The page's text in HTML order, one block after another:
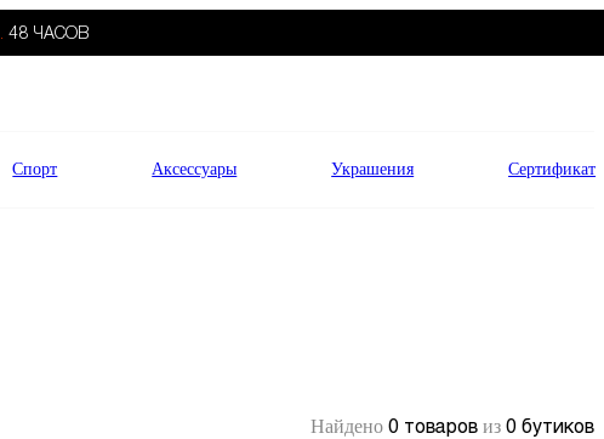
48 ЧАСОВ
Спорт Аксессуары Украшения Сертификат
Найдено 0 товаров из 0 бутиков